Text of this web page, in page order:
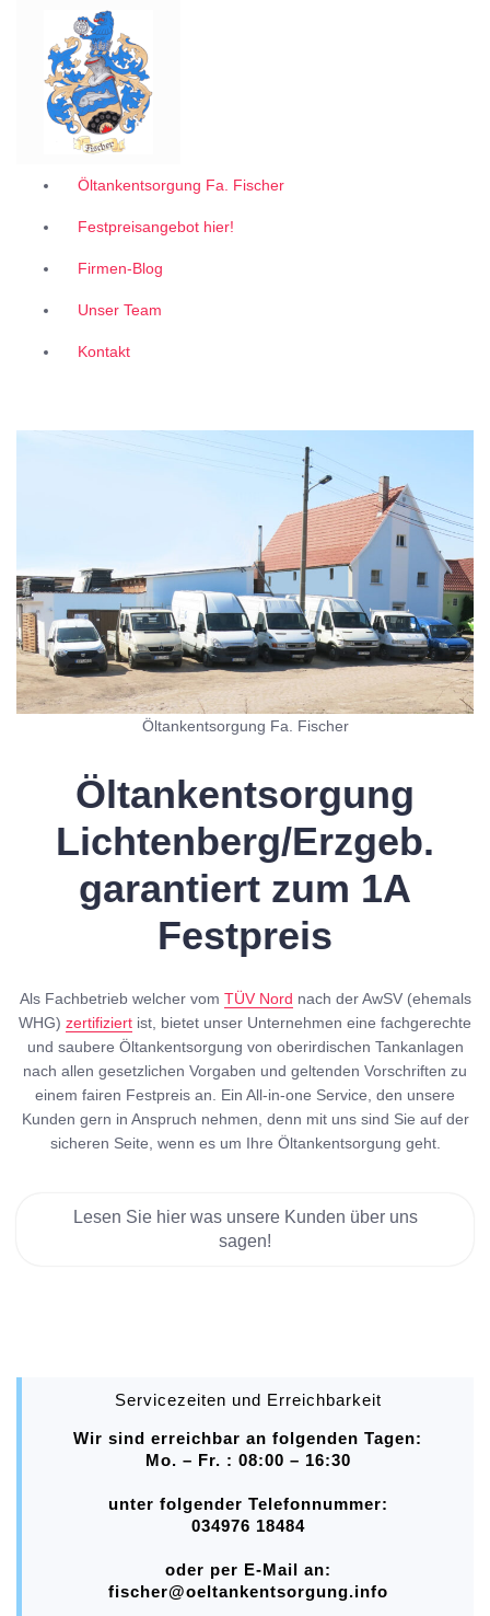
Garantiert zum 1A Festpreis
Öltankentsorgung Fa. Fischer
Festpreisangebot hier!
Firmen-Blog
Unser Team
Kontakt
Öltankentsorgung Fa. Fischer
Öltankentsorgung
Lichtenberg/Erzgeb.
garantiert zum 1A
Festpreis
Als Fachbetrieb welcher vom TÜV Nord nach der AwSV (ehemals
WHG) zertifiziert ist, bietet unser Unternehmen eine fachgerechte
und saubere Öltankentsorgung von oberirdischen Tankanlagen
nach allen gesetzlichen Vorgaben und geltenden Vorschriften zu
einem fairen Festpreis an. Ein All-in-one Service, den unsere
Kunden gern in Anspruch nehmen, denn mit uns sind Sie auf der
sicheren Seite, wenn es um Ihre Öltankentsorgung geht.
Lesen Sie hier was unsere Kunden über uns
sagen!
Servicezeiten und Erreichbarkeit
Wir sind erreichbar an folgenden Tagen:
Mo. – Fr. : 08:00 – 16:30
unter folgender Telefonnummer:
034976 18484
oder per E-Mail an:
fischer@oeltankentsorgung.info